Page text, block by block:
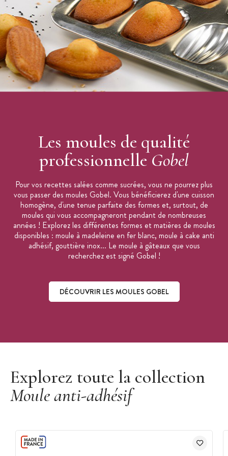
Les moules de qualité
professionnelleGobel
Pour vos recettes salées comme sucrées, vous ne pourrez plus
vous passer des moules Gobel. Vous bénéficierez d'une cuisson
homogène, d'une tenue parfaite des formes et, surtout, de
moules qui vous accompagneront pendant de nombreuses
années ! Explorez les différentes formes et matières de moules
disponibles : moule à madeleine en fer blanc, moule à cake anti
adhésif, gouttière inox... Le moule à gâteaux que vous
recherchez est signé Gobel !
DÉCOUVRIR LES MOULES GOBEL
Explorez toute la collection
Moule anti-adhésif